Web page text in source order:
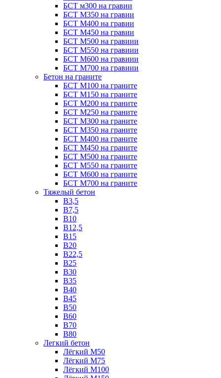
БСТ м300 на гравии
БСТ М350 на гравии
БСТ М400 на гравии
БСТ М450 на гравии
БСТ М500 на гравиии
БСТ М550 на гравиии
БСТ М600 на гравиии
БСТ М700 на гравиии
Бетон на граните
БСТ М100 на граните
БСТ М150 на граните
БСТ М200 на граните
БСТ М250 на граните
БСТ М300 на граните
БСТ М350 на граните
БСТ М400 на граните
БСТ М450 на граните
БСТ М500 на граните
БСТ М550 на граните
БСТ М600 на граните
БСТ М700 на граните
Тяжелый бетон
В3,5
B7,5
В10
В12,5
B15
B20
В22,5
В25
B30
В35
B40
В45
B50
B60
B70
B80
Легкий бетон
Лёгкий М50
Лёгкий М75
Лёгкий М100